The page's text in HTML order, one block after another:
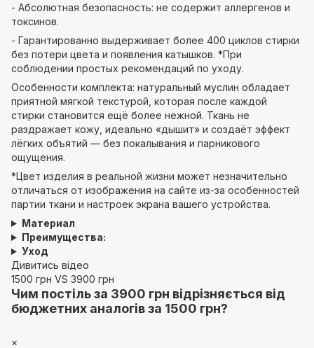
- Абсолютная безопасность: не содержит аллергенов и
токсинов.
- Гарантированно выдерживает более 400 циклов стирки
без потери цвета и появления катышков. *При
соблюдении простых рекомендаций по уходу.
Особенности комплекта: натуральный муслин обладает
приятной мягкой текстурой, которая после каждой
стирки становится ещё более нежной. Ткань не
раздражает кожу, идеально «дышит» и создаёт эффект
лёгких объятий — без покалывания и парникового
ощущения.
*Цвет изделия в реальной жизни может незначительно
отличаться от изображения на сайте из-за особенностей
партии ткани и настроек экрана вашего устройства.
Материал
Преимущества:
Уход
Дивитись відео
1500 грн VS 3900 грн
Чим постіль за 3900 грн відрізняється від
бюджетних аналогів за 1500 грн?
×